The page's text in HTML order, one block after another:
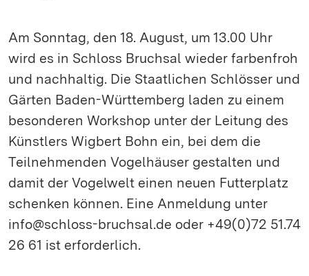
Am Sonntag, den 18. August, um 13.00 Uhr
wird es in Schloss Bruchsal wieder farbenfroh
und nachhaltig. Die Staatlichen Schlösser und
Gärten Baden-Württemberg laden zu einem
besonderen Workshop unter der Leitung des
Künstlers Wigbert Bohn ein, bei dem die
Teilnehmenden Vogelhäuser gestalten und
damit der Vogelwelt einen neuen Futterplatz
schenken können. Eine Anmeldung unter
info@schloss-bruchsal.de oder +49(0)72 51.74
26 61 ist erforderlich.